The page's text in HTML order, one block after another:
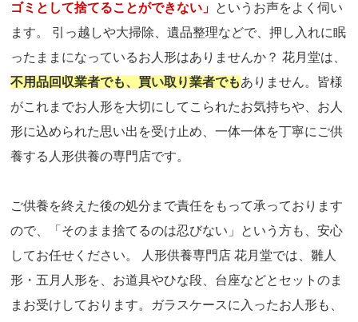
ゴミとして捨てることができない」 というお声をよく伺い
ます。 引っ越しや大掃除、遺品整理などで、押し入れに眠
ったままになっているお人形はありませんか？ 花月堂は、
不用品回収業者でも、買い取り業者でもありません。皆様
がこれまでお人形を大切にしてこられたお気持ちや、お人
形に込められた思い出を受け止め、一体一体を丁寧にご供
養する人形供養の専門店です。
ご供養を終えた後の処分まで責任をもって承っております
ので、「そのまま捨てるのは忍びない」という方も、安心
してお任せください。 人形供養専門店 花月堂では、雛人
形・五月人形を、お道具やひな段、台座などとセットのま
まお受けしております。ガラスケースに入ったお人形も、